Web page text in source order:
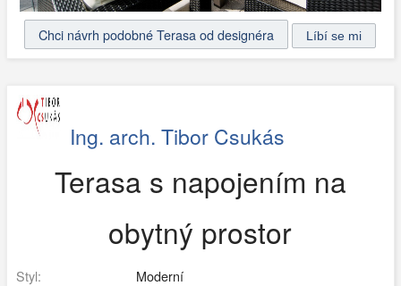
Chci návrh podobné Terasa od designéra
Ing. arch. Tibor Csukás
Terasa s napojením na
obytný prostor
Styl:
Moderní